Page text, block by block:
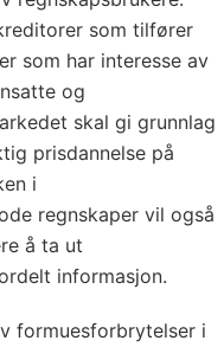
som tilfører
som har interesse av
og
skal gi grunnlag
prisdannelse på
i
regnskaper vil også
å ta ut
informasjon.
formuesforbrytelser i